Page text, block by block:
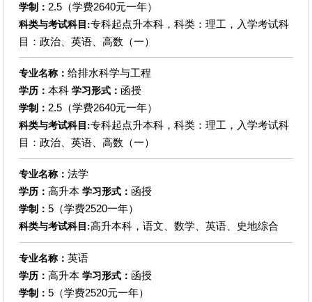
学制： 2.5（学费2640元一年）
科类与考试科目:专科起点升本科，科类：理工，入学考试科
目：政治、英语、高数（一）
专业名称： 给排水科学与工程
学历： 本科 学习形式： 函授
学制： 2.5（学费2640元一年）
科类与考试科目:专科起点升本科，科类：理工，入学考试科
目：政治、英语、高数（一）
专业名称： 法学
学历： 高升本 学习形式： 函授
学制： 5（学费2520一年）
科类与考试科目:高升本科，语文、数学、英语、史地综合
专业名称： 英语
学历： 高升本 学习形式： 函授
学制： 5（学费2520元一年）